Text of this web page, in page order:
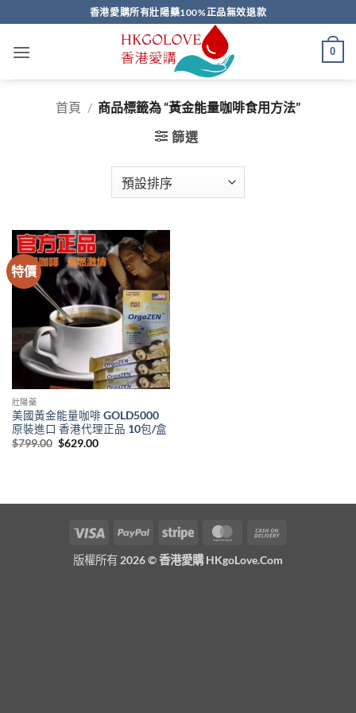
to
content
香港愛購所有壯陽藥100%正品無效退款
0
首頁 / 商品標籤為 “黃金能量咖啡食用方法”
篩選
特價
壯陽藥
美國黃金能量咖啡 GOLD5000
原裝進口 香港代理正品 10包/盒
$799.00 Original
$629.00Current
Visa PayPal Stripe MasterCard
版權所有 2026 ©香港愛購 HKgoLove.Com